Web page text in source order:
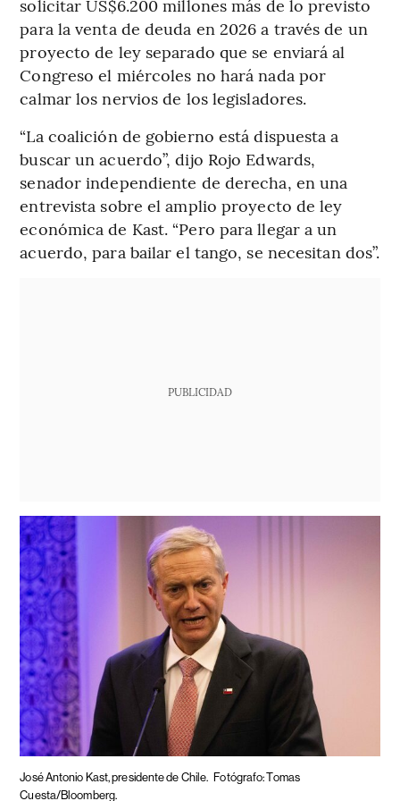
solicitar US$6.200 millones más de lo previsto
para la venta de deuda en 2026 a través de un
proyecto de ley separado que se enviará al
Congreso el miércoles no hará nada por
calmar los nervios de los legisladores.
“La coalición de gobierno está dispuesta a
buscar un acuerdo”, dijo Rojo Edwards,
senador independiente de derecha, en una
entrevista sobre el amplio proyecto de ley
económica de Kast. “Pero para llegar a un
acuerdo, para bailar el tango, se necesitan dos”.
PUBLICIDAD
José Antonio Kast, presidente de Chile. Fotógrafo: Tomas
Cuesta/Bloomberg.